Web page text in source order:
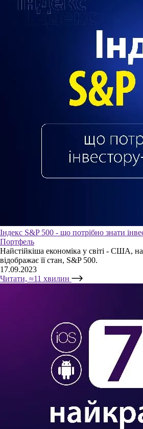
Індекс S&P 500 - що потрібно знати
Портфель
Найстійкіша економіка у світі - США,
відображає її стан, S&P 500.
17.09.2023
Читати, ≈11 хвилин